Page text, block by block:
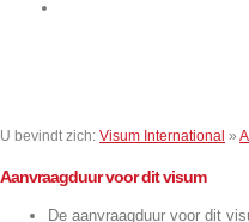
U bevindt zich: Visum International »
Aanvraagduur voor dit visum
De aanvraagduur voor dit